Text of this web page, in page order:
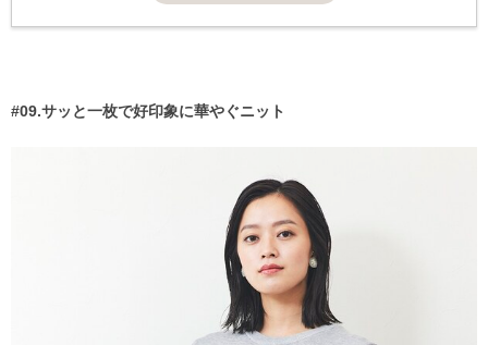
#09.サッと一枚で好印象に華やぐニット